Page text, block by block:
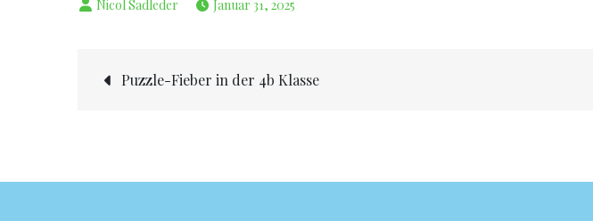
Januar 31, 2025
Puzzle-Fieber in der 4b Klasse